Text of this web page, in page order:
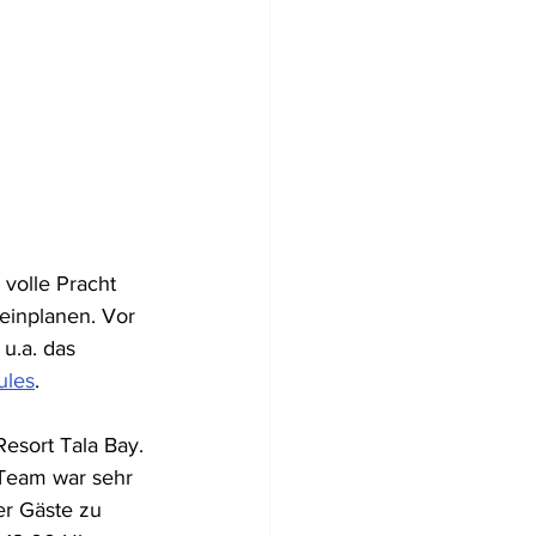
volle Pracht
Vor
das
.
Tala Bay.
war sehr
Gäste zu